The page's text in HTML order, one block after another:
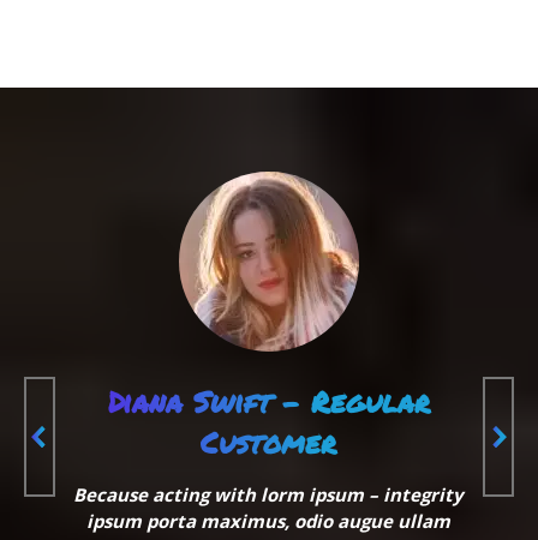
Diana Swift - Regular
Customer
Because acting with lorm ipsum – integrity
ipsum porta maximus, odio augue ullam